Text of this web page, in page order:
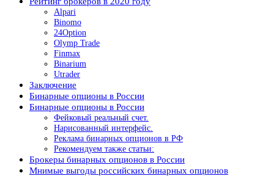
Аlpari
Binomo
24Option
Olymp Trade
Finmax
Binarium
Utrader
Заключение
Бинарные опционы в России
Бинарные опционы в России
Фейковый реальный счет.
Нарисованный интерфейс.
Реклама бинарных опционов в РФ
Рекомендуем также статьи:
Брокеры бинарных опционов в России
Мнимые выгоды российских бинарных опционов